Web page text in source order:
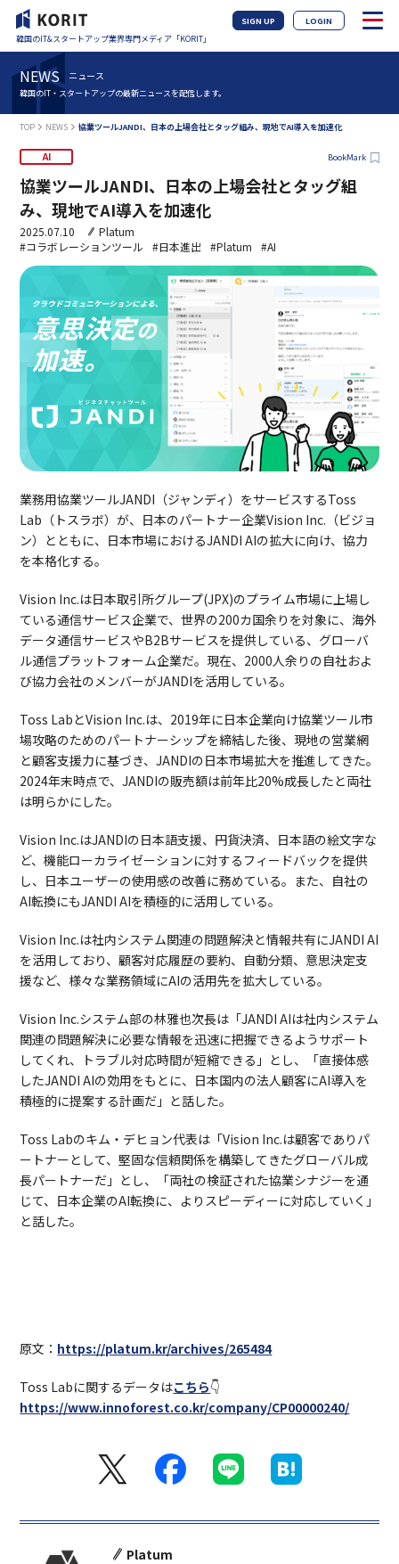
韓国のIT&スタートアップ業界専門メディア「KORIT」
SIGN UP LOGIN
NEWS ニュース
韓国のIT・スタートアップの最新ニュースを配信します。
TOP NEWS 協業ツールJANDI、日本の上場会社とタッグ組み、現地でAI導入を加速化
AI BookMark
協業ツールJANDI、日本の上場会社とタッグ組
み、現地でAI導入を加速化
2025.07.10
Platum
#コラボレーションツール
#日本進出 #Platum #AI
業務用協業ツールJANDI（ジャンディ）をサービスするToss
Lab（トスラボ）が、日本のパートナー企業Vision Inc.（ビジョ
ン）とともに、日本市場におけるJANDI AIの拡大に向け、協力
を本格化する。
Vision Inc.は日本取引所グループ(JPX)のプライム市場に上場し
ている通信サービス企業で、世界の200カ国余りを対象に、海外
データ通信サービスやB2Bサービスを提供している、グローバ
ル通信プラットフォーム企業だ。現在、2000人余りの自社およ
び協力会社のメンバーがJANDIを活用している。
Toss LabとVision Inc.は、2019年に日本企業向け協業ツール市
場攻略のためのパートナーシップを締結した後、現地の営業網
と顧客支援力に基づき、JANDIの日本市場拡大を推進してきた。
2024年末時点で、JANDIの販売額は前年比20%成長したと両社
は明らかにした。
Vision Inc.はJANDIの日本語支援、円貨決済、日本語の絵文字な
ど、機能ローカライゼーションに対するフィードバックを提供
し、日本ユーザーの使用感の改善に務めている。また、自社の
AI転換にもJANDI AIを積極的に活用している。
Vision Inc.は社内システム関連の問題解決と情報共有にJANDI AI
を活用しており、顧客対応履歴の要約、自動分類、意思決定支
援など、様々な業務領域にAIの活用先を拡大している。
Vision Inc.システム部の林雅也次長は「JANDI AIは社内システム
関連の問題解決に必要な情報を迅速に把握できるようサポート
してくれ、トラブル対応時間が短縮できる」とし、「直接体感
したJANDI AIの効用をもとに、日本国内の法人顧客にAI導入を
積極的に提案する計画だ」と話した。
Toss Labのキム・デヒョン代表は「Vision Inc.は顧客でありパ
ートナーとして、堅固な信頼関係を構築してきたグローバル成
長パートナーだ」とし、「両社の検証された協業シナジーを通
じて、日本企業のAI転換に、よりスピーディーに対応していく」
と話した。
原文： https://platum.kr/archives/265484
Toss Labに関するデータはこちら👇
https://www.innoforest.co.kr/company/CP00000240/
Platum